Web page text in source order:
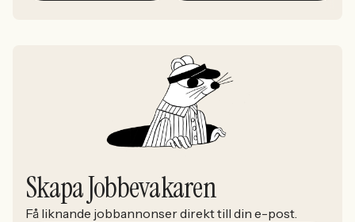
Skapa Jobbevakaren
Få liknande jobbannonser direkt till din e-post.